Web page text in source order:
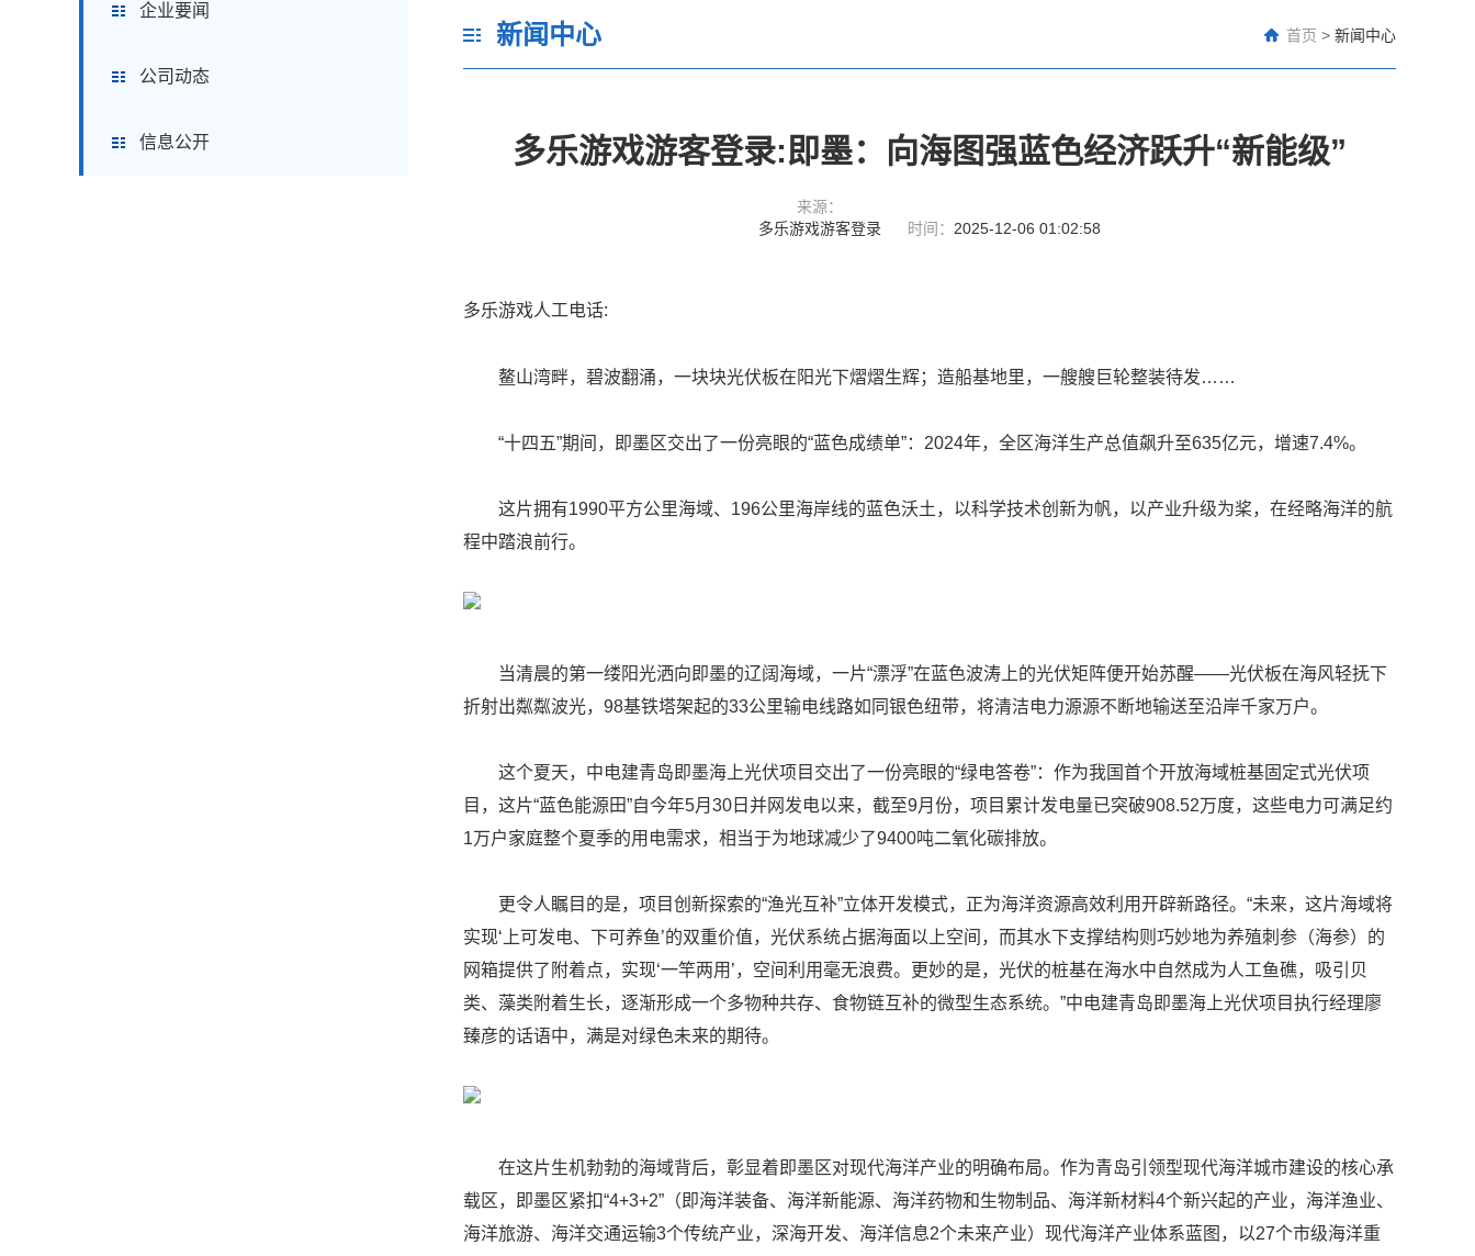
企业要闻
公司动态
信息公开
新闻中心 首页 > 新闻中心
多乐游戏游客登录:即墨：向海图强蓝色经济跃升“新能级”
来源：
多乐游戏游客登录
时间： 2025-12-06 01:02:58
多乐游戏人工电话:
鳌山湾畔，碧波翻涌，一块块光伏板在阳光下熠熠生辉；造船基地里，一艘艘巨轮整装待发……
“十四五”期间，即墨区交出了一份亮眼的“蓝色成绩单”：2024年，全区海洋生产总值飙升至635亿元，增速7.4%。
这片拥有1990平方公里海域、196公里海岸线的蓝色沃土，以科学技术创新为帆，以产业升级为桨，在经略海洋的航
程中踏浪前行。
当清晨的第一缕阳光洒向即墨的辽阔海域，一片“漂浮”在蓝色波涛上的光伏矩阵便开始苏醒——光伏板在海风轻抚下
折射出粼粼波光，98基铁塔架起的33公里输电线路如同银色纽带，将清洁电力源源不断地输送至沿岸千家万户。
这个夏天，中电建青岛即墨海上光伏项目交出了一份亮眼的“绿电答卷”：作为我国首个开放海域桩基固定式光伏项
目，这片“蓝色能源田”自今年5月30日并网发电以来，截至9月份，项目累计发电量已突破908.52万度，这些电力可满足约
1万户家庭整个夏季的用电需求，相当于为地球减少了9400吨二氧化碳排放。
更令人瞩目的是，项目创新探索的“渔光互补”立体开发模式，正为海洋资源高效利用开辟新路径。“未来，这片海域将
实现‘上可发电、下可养鱼’的双重价值，光伏系统占据海面以上空间，而其水下支撑结构则巧妙地为养殖刺参（海参）的
网箱提供了附着点，实现‘一竿两用’，空间利用毫无浪费。更妙的是，光伏的桩基在海水中自然成为人工鱼礁，吸引贝
类、藻类附着生长，逐渐形成一个多物种共存、食物链互补的微型生态系统。”中电建青岛即墨海上光伏项目执行经理廖
臻彦的话语中，满是对绿色未来的期待。
在这片生机勃勃的海域背后，彰显着即墨区对现代海洋产业的明确布局。作为青岛引领型现代海洋城市建设的核心承
载区，即墨区紧扣“4+3+2”（即海洋装备、海洋新能源、海洋药物和生物制品、海洋新材料4个新兴起的产业，海洋渔业、
海洋旅游、海洋交通运输3个传统产业，深海开发、海洋信息2个未来产业）现代海洋产业体系蓝图，以27个市级海洋重